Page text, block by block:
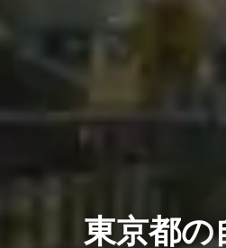
東京都の